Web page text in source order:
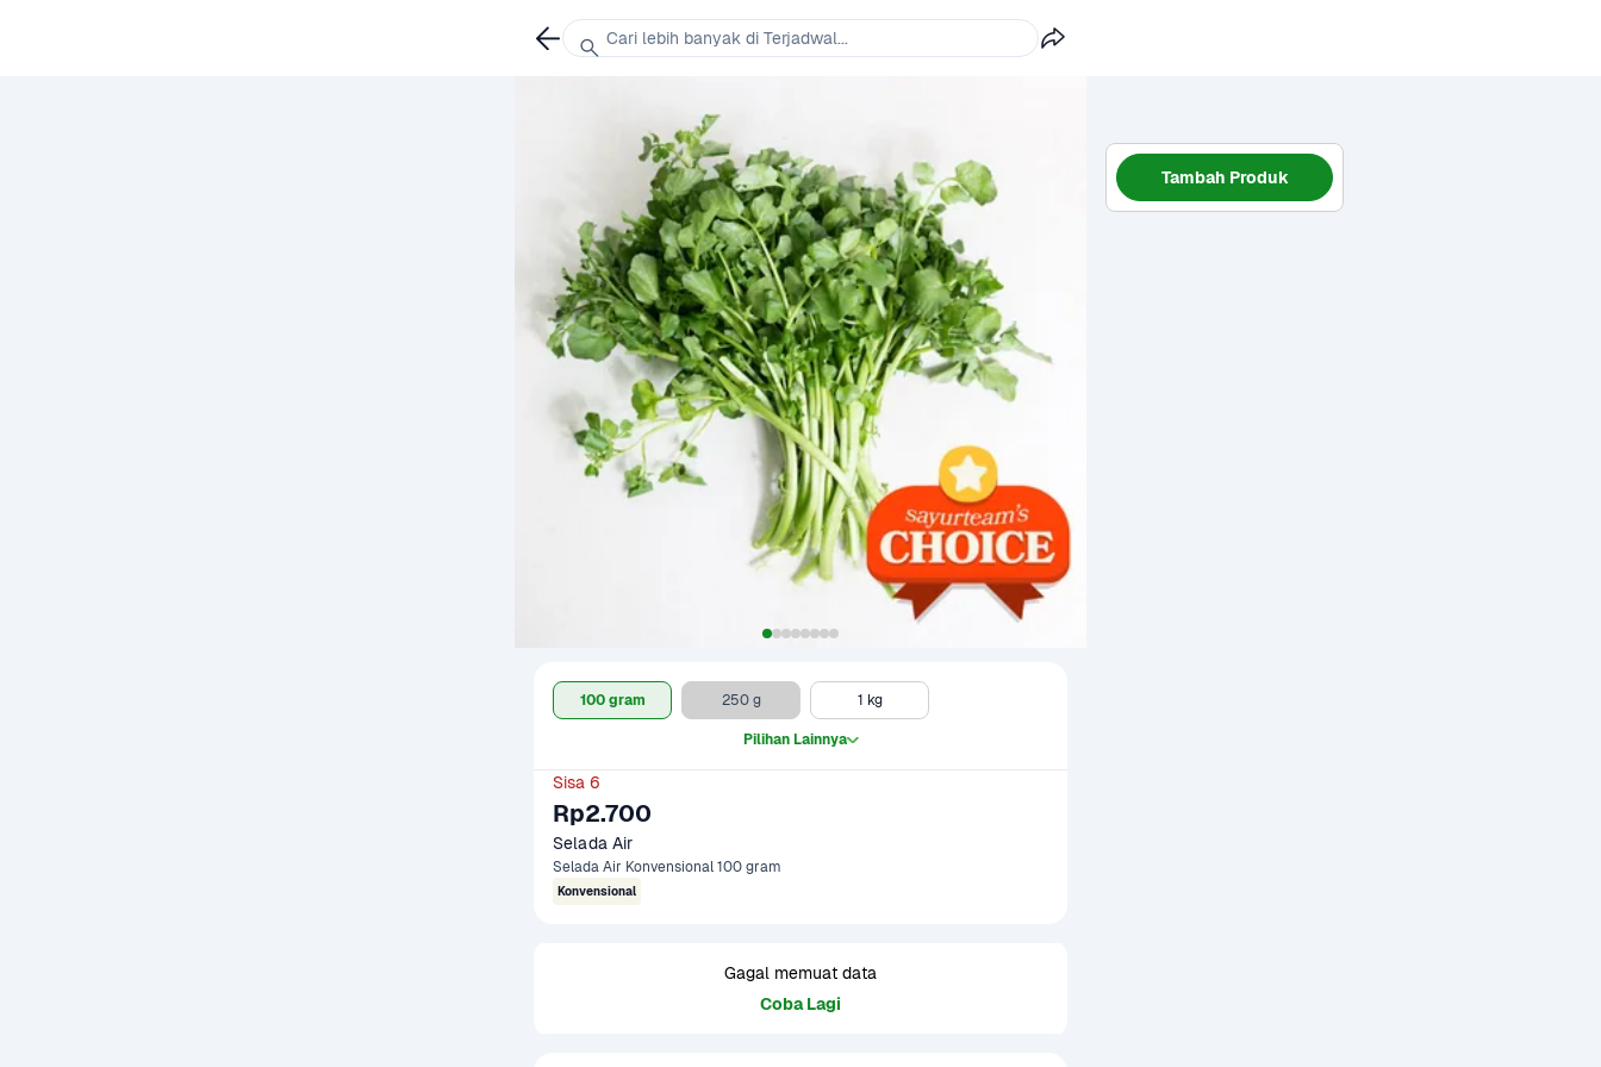
100 gram 250 g 1 kg
Pilihan Lainnya
Sisa 6
Rp2.700
Selada Air
Selada Air Konvensional 100 gram
Konvensional
Gagal memuat data
Coba Lagi
Tambah Produk
Cari lebih banyak di Terjadwal...